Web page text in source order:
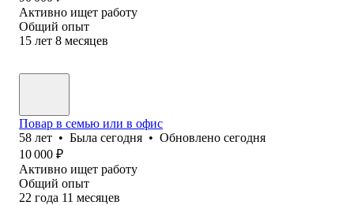
Активно ищет работу
Общий опыт
15 лет 8 месяцев
Повар в семью или в офис
58 лет • Была сегодня • Обновлено сегодня
10 000 ₽
Активно ищет работу
Общий опыт
22 года 11 месяцев